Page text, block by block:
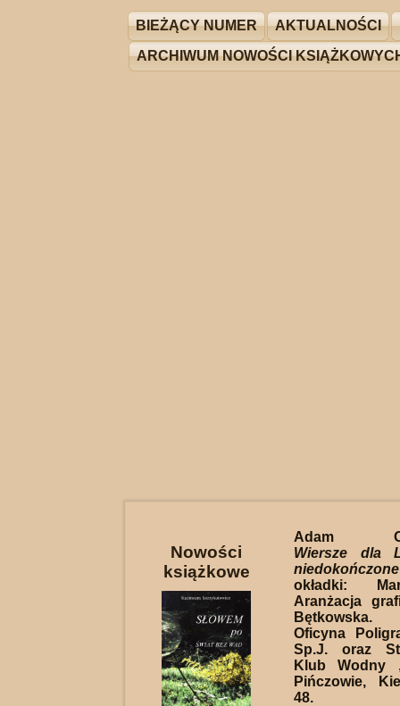
BIEŻĄCY NUMER AKTUALNOŚCI
ARCHIWUM NOWOŚCI
Nowości
książkowe
Adam
Wiersze dla
niedokończone
okładki:
Aranżacja
Oficyna
Sp.J. oraz
Klub Wodny
Pińczowie,
48.